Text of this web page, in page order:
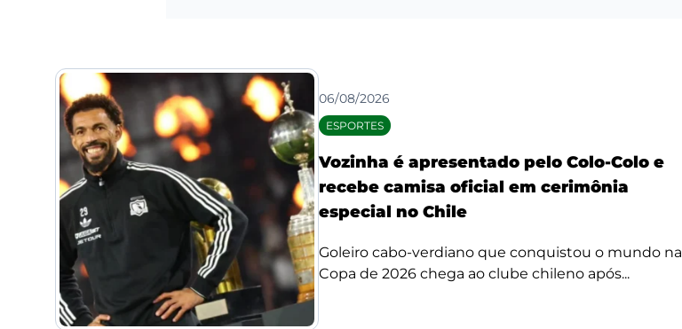
06/08/2026
ESPORTES
Vozinha é apresentado pelo Colo-Colo e
recebe camisa oficial em cerimônia
especial no Chile
Goleiro cabo-verdiano que conquistou o mundo na
Copa de 2026 chega ao clube chileno após...